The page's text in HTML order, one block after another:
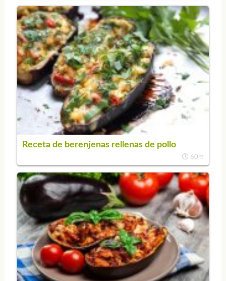
Receta de berenjenas rellenas de pollo
60m